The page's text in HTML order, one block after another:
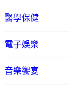
醫學保健
電子娛樂
音樂饗宴